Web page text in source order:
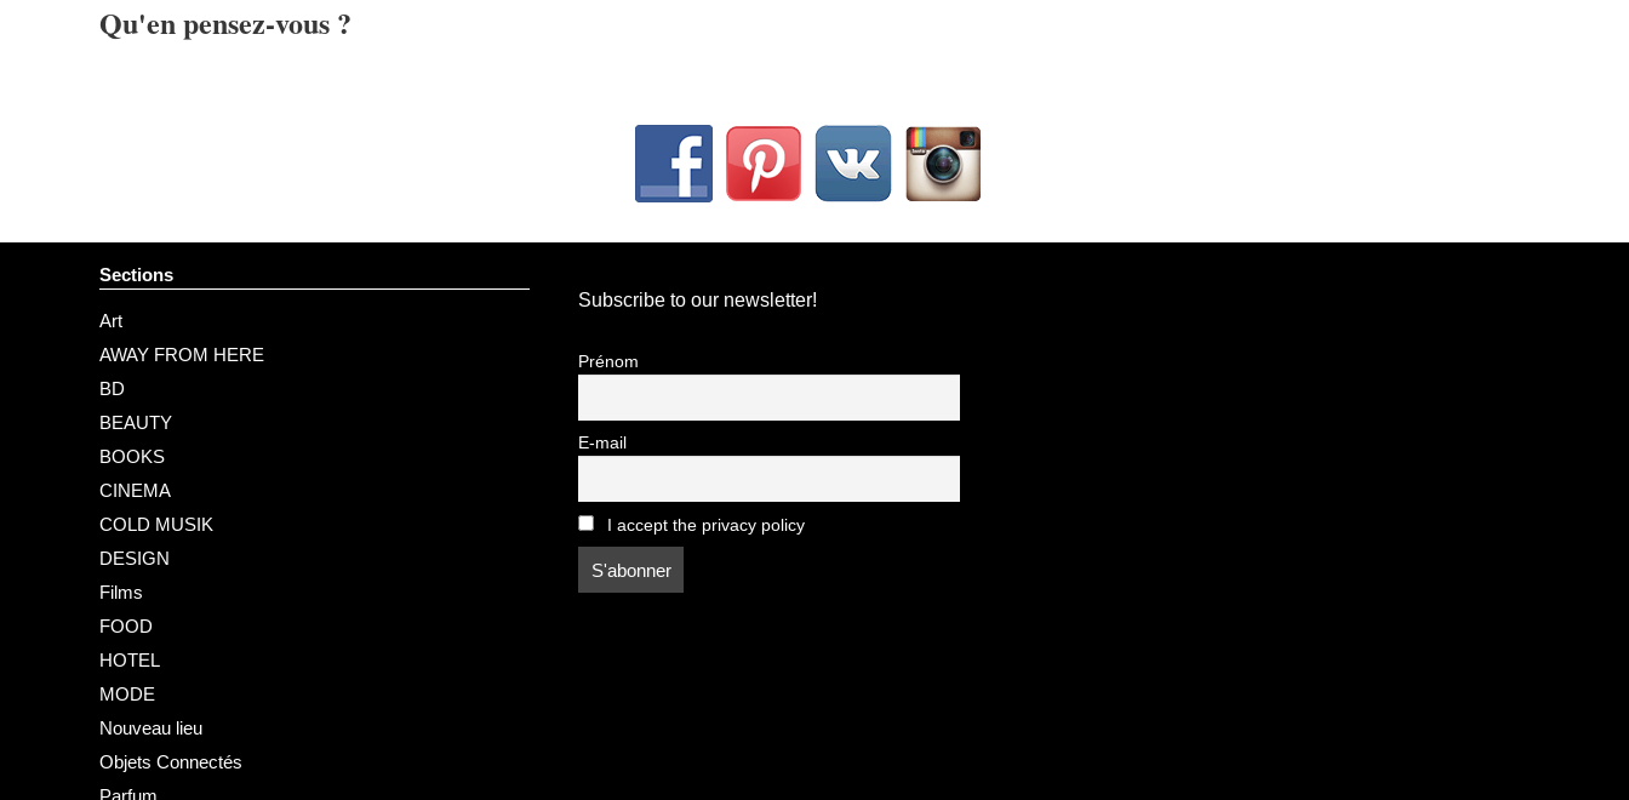
Qu'en pensez-vous ?
Sections
Art
AWAY FROM HERE
BD
BEAUTY
BOOKS
CINEMA
COLD MUSIK
DESIGN
Films
FOOD
HOTEL
MODE
Nouveau lieu
Objets Connectés
Subscribe to our newsletter!
Prénom
E-mail
I accept the privacy policy